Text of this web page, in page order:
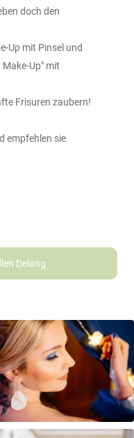
doch den
Up mit Pinsel und
Up" mit
Frisuren zaubern!
empfehlen sie
Delang